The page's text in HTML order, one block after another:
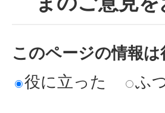
このページの情報
役に立った
ふ